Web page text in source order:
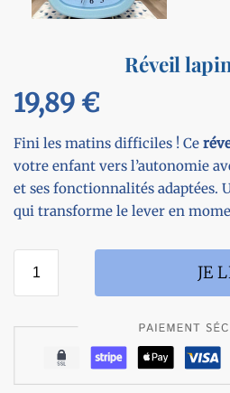
Réveil
19,89 €
Fini les matins difficiles ! Ce
votre enfant vers l’autonomie
et ses fonctionnalités adaptées.
qui transforme le lever en
JE